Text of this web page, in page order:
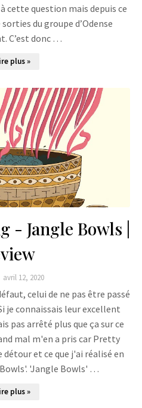
cette question mais depuis ce
du groupe d’Odense
C’est donc …
plus »
Jangle Bowls |
avril 12, 2020
celui de ne pas être passé
je connaissais leur excellent
pas arrêté plus que ça sur ce
mal m'en a pris car Pretty
et ce que j'ai réalisé en
'Jangle Bowls' …
plus »